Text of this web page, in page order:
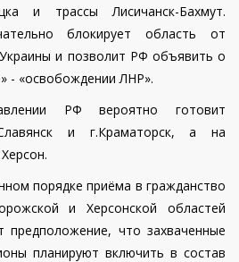
и трассы Лисичанск-Бахмут.
блокирует область от
и позволит РФ объявить о
- «освобождении ЛНР».
РФ вероятно готовит
и г.Краматорск, а на
порядке приёма в гражданство
и Херсонской областей
предположение, что захваченные
планируют включить в состав